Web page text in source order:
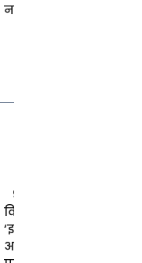
नहीं है।
9. मुस्लिम
विधवा को
‘इद्दत’ की
अवधि की